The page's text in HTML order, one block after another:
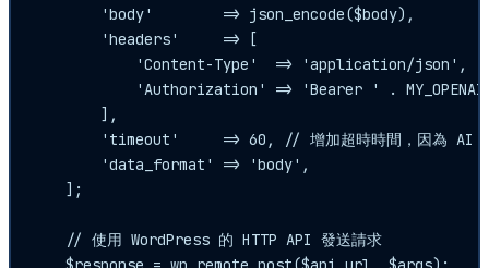
        'body'        => json_encode($body),
        'headers'     => [
            'Content-Type'  => 'application/json',
'Authorization' => 'Bearer ' .
        ],
'timeout'     => 60, // 增加超時時間，因為 AI
        'data_format' => 'body',
    ];
    // 使用 WordPress 的 HTTP API 發送請求